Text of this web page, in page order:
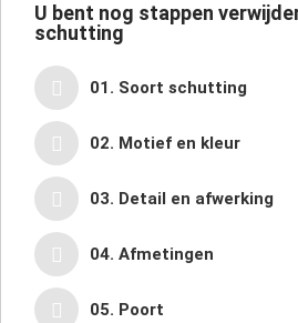
U bent nog stappen
schutting
01. Soort schutting
02. Motief en kleur
03. Detail en afwerking
04. Afmetingen
05. Poort